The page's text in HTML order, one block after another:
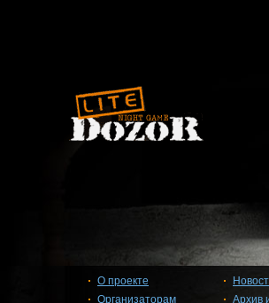
О проекте
Организаторам
Архив